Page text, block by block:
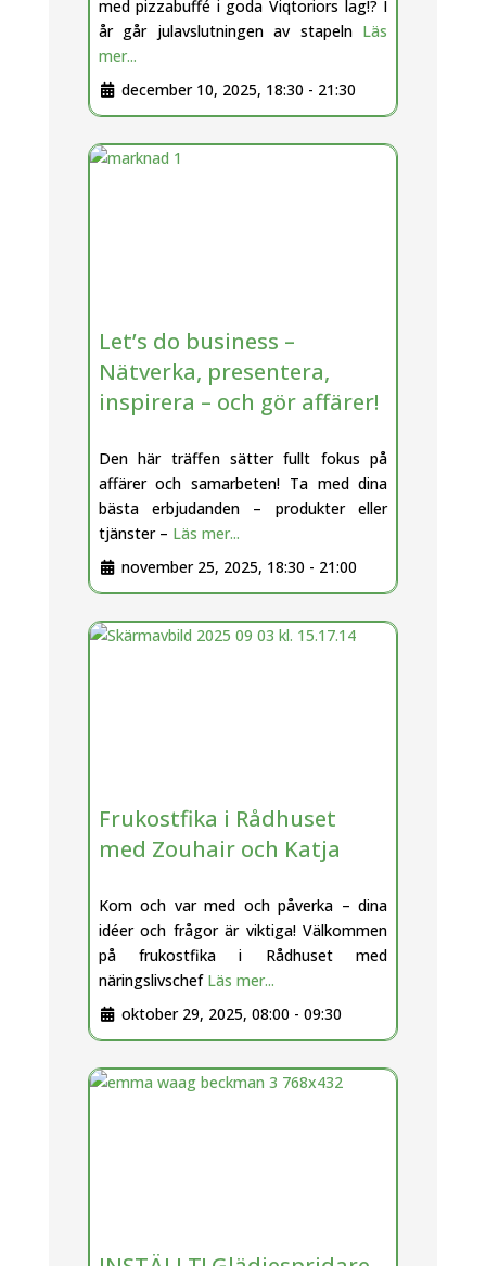
med pizzabuffé i goda Viqtoriors lag!? I
år går julavslutningen av stapeln Läs
mer...
december 10, 2025, 18:30 - 21:30
Let’s do business –
Nätverka, presentera,
inspirera – och gör affärer!
Den här träffen sätter fullt fokus på
affärer och samarbeten! Ta med dina
bästa erbjudanden – produkter eller
tjänster – Läs mer...
november 25, 2025, 18:30 - 21:00
Frukostfika i Rådhuset
med Zouhair och Katja
Kom och var med och påverka – dina
idéer och frågor är viktiga! Välkommen
på frukostfika i Rådhuset med
näringslivschef Läs mer...
oktober 29, 2025, 08:00 - 09:30